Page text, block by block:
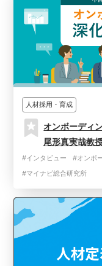
人材採用・育成
オンボーディ
尾形真実哉教
#インタビュー #オンボ
#マイナビ総合研究所